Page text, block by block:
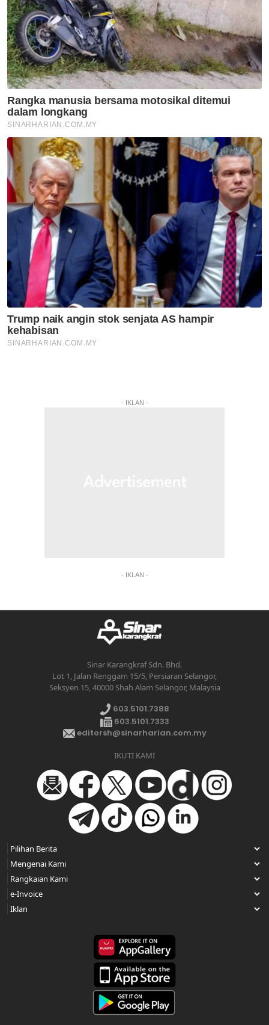
- IKLAN -
- IKLAN -
Sinar Karangkraf Sdn. Bhd.
Lot 1, Jalan Renggam 15/5, Persiaran Selangor,
Seksyen 15, 40000 Shah Alam Selangor, Malaysia
603.5101.7388
603.5101.7333
editorsh@sinarharian.com.my
IKUTI KAMI